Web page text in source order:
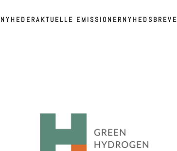
NYHEDERAKTUELLE EMISSIONERNYHEDSBREVE